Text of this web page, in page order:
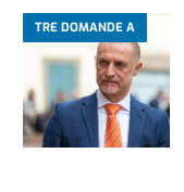
TRE DOMANDE A